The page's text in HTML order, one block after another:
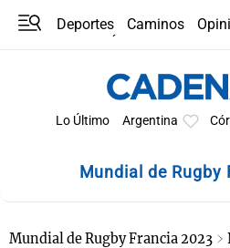
Deportes Caminos
Lo Último Argentina
Mundial de Rugby
Mundial de Rugby Francia 2023